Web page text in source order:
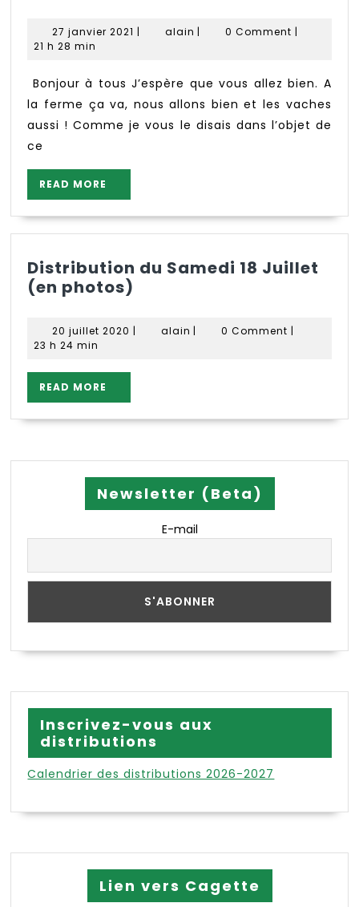
de
des
Petits
Bois
27 janvier 2021 27| alain alain
| 0 Comment |
21 h 28 min
Bonjour à tous J’espère que vous allez bien. A
la ferme ça va, nous allons bien et les vaches
aussi ! Comme je vous le disais dans l’objet de
ce
READ MORE
MORE
Distribution du Samedi 18 Juillet
(en photos)
Samedi
20 juillet 2020 20
| alain alain
| 0 Comment |
23 h 24 min
READ MORE
MORE
Newsletter (Beta)
E-mail
Inscrivez-vous aux
distributions
Calendrier des distributions 2026-2027
Lien vers Cagette